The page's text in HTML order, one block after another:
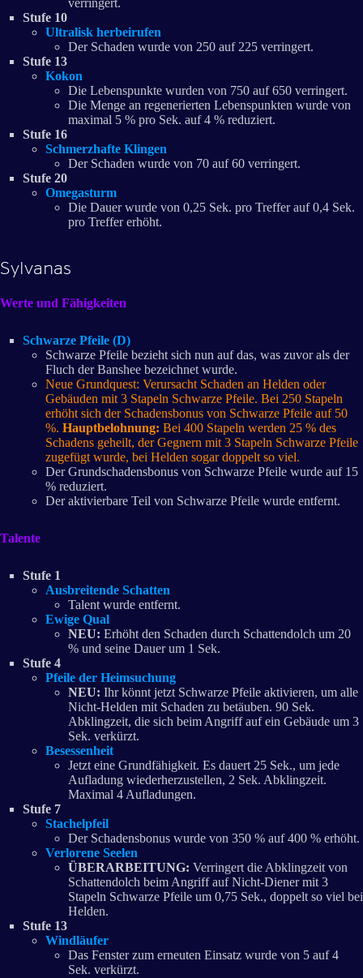
Stufe 10
Ultralisk herbeirufen
Der Schaden wurde von 250 auf 225 verringert.
Stufe 13
Kokon
Die Lebenspunkte wurden von 750 auf 650 verringert.
Die Menge an regenerierten Lebenspunkten wurde von
maximal 5 % pro Sek. auf 4 % reduziert.
Stufe 16
Schmerzhafte Klingen
Der Schaden wurde von 70 auf 60 verringert.
Stufe 20
Omegasturm
Die Dauer wurde von 0,25 Sek. pro Treffer auf 0,4 Sek.
pro Treffer erhöht.
Sylvanas
Werte und Fähigkeiten
Schwarze Pfeile (D)
Schwarze Pfeile bezieht sich nun auf das, was zuvor als der
Fluch der Banshee bezeichnet wurde.
Neue Grundquest: Verursacht Schaden an Helden oder
Gebäuden mit 3 Stapeln Schwarze Pfeile. Bei 250 Stapeln
erhöht sich der Schadensbonus von Schwarze Pfeile auf 50
%. Hauptbelohnung: Bei 400 Stapeln werden 25 % des
Schadens geheilt, der Gegnern mit 3 Stapeln Schwarze Pfeile
zugefügt wurde, bei Helden sogar doppelt so viel.
Der Grundschadensbonus von Schwarze Pfeile wurde auf 15
% reduziert.
Der aktivierbare Teil von Schwarze Pfeile wurde entfernt.
Talente
Stufe 1
Ausbreitende Schatten
Talent wurde entfernt.
Ewige Qual
NEU: Erhöht den Schaden durch Schattendolch um 20
% und seine Dauer um 1 Sek.
Stufe 4
Pfeile der Heimsuchung
NEU: Ihr könnt jetzt Schwarze Pfeile aktivieren, um alle
Nicht-Helden mit Schaden zu betäuben. 90 Sek.
Abklingzeit, die sich beim Angriff auf ein Gebäude um 3
Sek. verkürzt.
Besessenheit
Jetzt eine Grundfähigkeit. Es dauert 25 Sek., um jede
Aufladung wiederherzustellen, 2 Sek. Abklingzeit.
Maximal 4 Aufladungen.
Stufe 7
Stachelpfeil
Der Schadensbonus wurde von 350 % auf 400 % erhöht.
Verlorene Seelen
ÜBERARBEITUNG: Verringert die Abklingzeit von
Schattendolch beim Angriff auf Nicht-Diener mit 3
Stapeln Schwarze Pfeile um 0,75 Sek., doppelt so viel bei
Helden.
Stufe 13
Windläufer
Das Fenster zum erneuten Einsatz wurde von 5 auf 4
Sek. verkürzt.